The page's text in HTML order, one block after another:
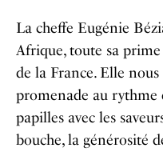
La cheffe Eugénie
Afrique, toute sa prime
de la France. Elle
promenade au rythme
papilles avec les
bouche, la générosité